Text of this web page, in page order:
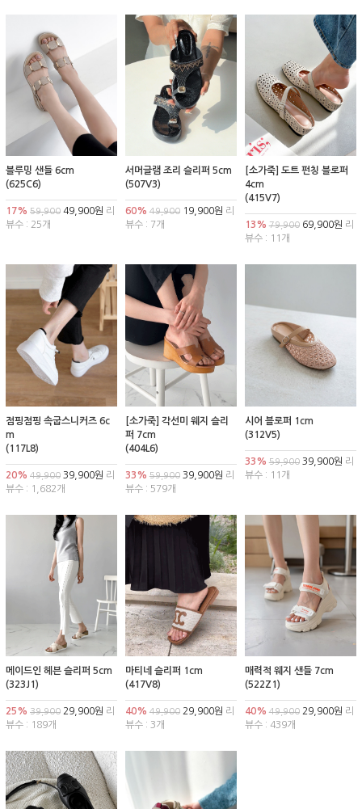
블루밍 샌들 6cm
(625C6)
17% 59,900 49,900원 리
뷰수 : 25개
서머글램 조리 슬리퍼 5cm
(507V3)
60% 49,90019,900원 리
뷰수 : 7개
[소가죽] 도트 펀칭 블로퍼
4cm
(415V7)
13% 79,90069,900원 리
뷰수 : 11개
점핑점핑 속굽스니커즈 6c
m
(117L8)
20% 49,900 39,900원 리
뷰수 : 1,682개
[소가죽] 각선미 웨지 슬리
퍼 7cm
(404L6)
33% 59,90039,900원 리
뷰수 : 579개
시어 블로퍼 1cm
(312V5)
33% 59,90039,900원 리
뷰수 : 11개
메이드인 헤븐 슬리퍼 5cm
(323J1)
25% 39,900 29,900원 리
뷰수 : 189개
마티네 슬리퍼 1cm
(417V8)
40% 49,90029,900원 리
뷰수 : 3개
매력적 웨지 샌들 7cm
(522Z1)
40% 49,90029,900원 리
뷰수 : 439개